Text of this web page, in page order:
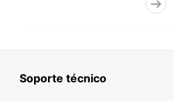
Soporte técnico